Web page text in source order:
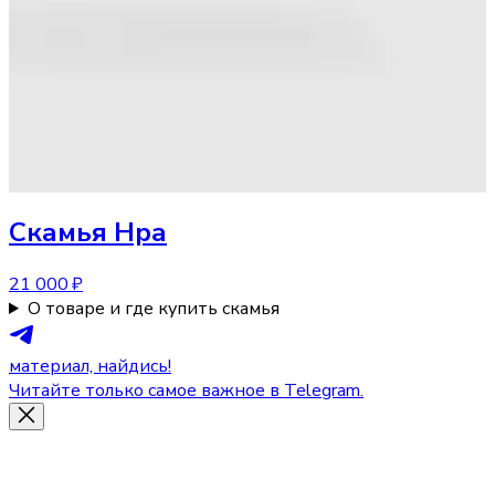
Скамья Нра
21 000 ₽
О товаре и где купить скамья
материал, найдись!
Читайте только самое важное в Telegram.